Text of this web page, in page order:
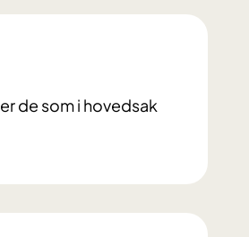
de som i hovedsak